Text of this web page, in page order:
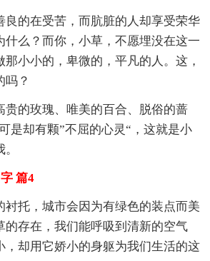
良的在受苦，而肮脏的人却享受荣华
什么？而你，小草，不愿埋没在这一
那小小的，卑微的，平凡的人。这，
吗？
贵的玫瑰、唯美的百合、脱俗的蔷
是却有颗”不屈的心灵“，这就是小
篇4
衬托，城市会因为有绿色的装点而美
的存在，我们能呼吸到清新的空气
，却用它娇小的身躯为我们生活的这